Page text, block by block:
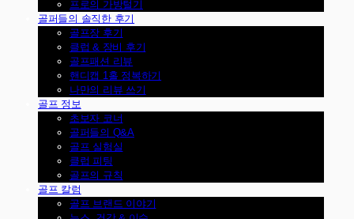
프로의 가방털기
골퍼들의 솔직한 후기
골프장 후기
클럽 & 장비 후기
골프패션 리뷰
핸디캡 1홀 정복하기
나만의 리뷰 쓰기
골프 정보
초보자 코너
골퍼들의 Q&A
골프 실험실
클럽 피팅
골프의 규칙
골프 칼럼
골프 브랜드 이야기